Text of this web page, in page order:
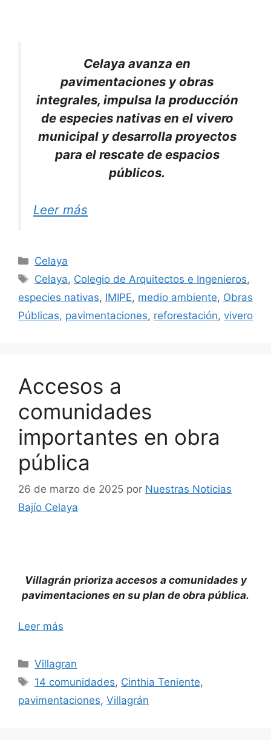
Celaya avanza en
pavimentaciones y obras
integrales, impulsa la producción
de especies nativas en el vivero
municipal y desarrolla proyectos
para el rescate de espacios
públicos.
Leer más
Categorías
Celaya
Etiquetas
Celaya, Colegio de Arquitectos e Ingenieros,
especies nativas, IMIPE, medio ambiente, Obras
Públicas, pavimentaciones, reforestación, vivero
Accesos a
comunidades
importantes en obra
pública
26 de marzo de 2025 por Nuestras Noticias
Bajío Celaya
Villagrán prioriza accesos a comunidades y
pavimentaciones en su plan de obra pública.
Leer más
Categorías
Villagran
Etiquetas
14 comunidades, Cinthia Teniente,
pavimentaciones, Villagrán